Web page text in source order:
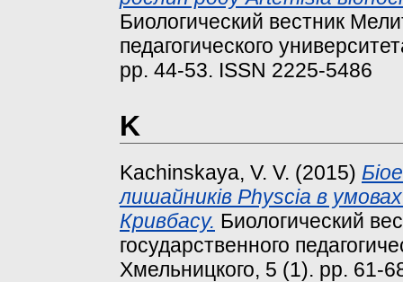
Биологический вестник
педагогического
pp. 44-53. ISSN 2225-5486
K
Kachinskaya, V. V. (2015)
лишайників Physcia в
Кривбасу. Биологический
государственного
Хмельницкого, 5 (1). pp. 61-